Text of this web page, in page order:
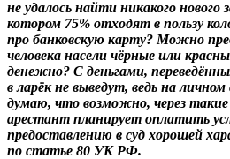
не удалось найти никакого нового
котором 75% отходят в пользу
про банковскую карту? Можно
человека насели чёрные или
денежно? С деньгами,
в ларёк не выведут, ведь на
думаю, что возможно, через
арестант планирует оплатить
предоставлению в суд хорошей
по статье 80 УК РФ.